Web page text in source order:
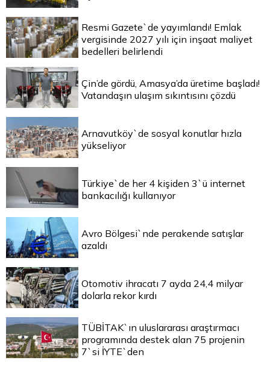
Resmi Gazete`de yayımlandı! Emlak
vergisinde 2027 yılı için inşaat maliyet
bedelleri belirlendi
Çin’de gördü, Amasya’da üretime başladı!
Vatandaşın ulaşım sıkıntısını çözdü
Arnavutköy`de sosyal konutlar hızla
yükseliyor
Türkiye`de her 4 kişiden 3`ü internet
bankacılığı kullanıyor
Avro Bölgesi`nde perakende satışlar
azaldı
Otomotiv ihracatı 7 ayda 24,4 milyar
dolarla rekor kırdı
TÜBİTAK`ın uluslararası araştırmacı
programında destek alan 75 projenin
7`si İYTE`den